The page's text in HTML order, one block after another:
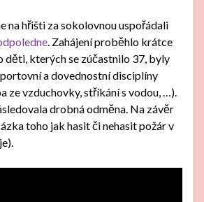
na hřišti za sokolovnou uspořádali
. Zahájení proběhlo krátce
děti, kterých se zúčastnilo 37, byly
a dovednostní disciplíny
ze vzduchovky, stříkání s vodou, …).
drobná odměna. Na závěr
toho jak hasit či nehasit požár v